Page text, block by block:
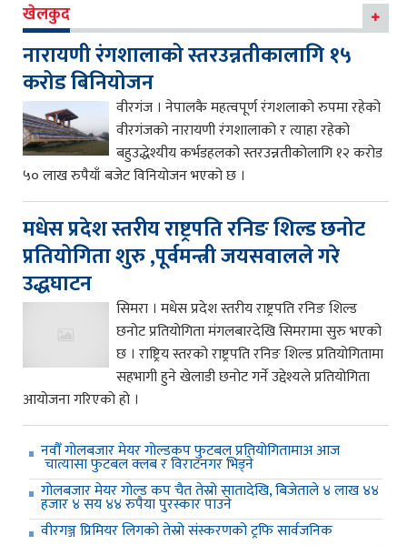
खेलकुद
नारायणी रंगशालाको स्तरउन्नतीकालागि १५
करोड बिनियोजन
वीरगंज । नेपालकै महत्वपूर्ण रंगशलाको रुपमा रहेको
वीरगंजको नारायणी रंगशालाको र त्याहा रहेको
बहुउद्धेश्यीय कर्भडहलको स्तरउन्नतीकोलागि १२ करोड
५० लाख रुपैयाँ बजेट विनियोजन भएको छ ।
मधेस प्रदेश स्तरीय राष्ट्रपति रनिङ शिल्ड छनोट
प्रतियोगिता शुरु ,पूर्वमन्त्री जयसवालले गरे
उद्धघाटन
सिमरा । मधेस प्रदेश स्तरीय राष्ट्रपति रनिङ शिल्ड
छनोट प्रतियोगिता मंगलबारदेखि सिमरामा सुरु भएको
छ । राष्ट्रिय स्तरको राष्ट्रपति रनिङ शिल्ड प्रतियोगितामा
सहभागी हुने खेलाडी छनोट गर्ने उद्देश्यले प्रतियोगिता
आयोजना गरिएको हो ।
नवौँ गोलबजार मेयर गोल्डकप फुटबल प्रतियोगितामाअ आज
चात्यासा फुटबल क्लब र विराटनगर भिड्ने
गोलबजार मेयर गोल्ड कप चैत तेस्रो सातादेखि, बिजेताले ४ लाख ४४
हजार ४ सय ४४ रुपैया पुरस्कार पाउने
वीरगञ्ज प्रिमियर लिगको तेस्रो संस्करणको ट्रफि सार्वजनिक